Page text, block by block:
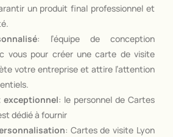
un produit final professionnel et
: l’équipe de conception
vous pour créer une carte de visite
votre entreprise et attire l’attention
exceptionnel: le personnel de Cartes
dédié à fournir
: Cartes de visite Lyon